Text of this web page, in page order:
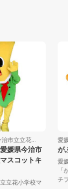
今治市立立花...
（愛媛県今治市
校マスコットキ
市立立花小学校マ